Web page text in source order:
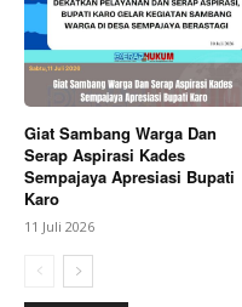
Contact us
Subscription Plans
My account
Bagikan Artikel
Berita Lainnya
Kemenhub
Sektor Transportasi
Giat Sambang Warga Dan
Serap Aspirasi Kades
Sempajaya Apresiasi Bupati
Karo
11 Juli 2026